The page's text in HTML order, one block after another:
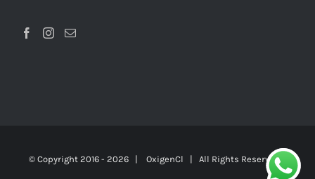
© Copyright 2016 - 2026 | OxigenCl | All Rights Reserved